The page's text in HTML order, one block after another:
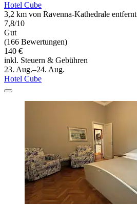
Hotel Cube
3,2 km von Ravenna-Kathedrale entfernt
7,8/10
Gut
(166 Bewertungen)
140 €
inkl. Steuern & Gebühren
23. Aug.–24. Aug.
Hotel Cube